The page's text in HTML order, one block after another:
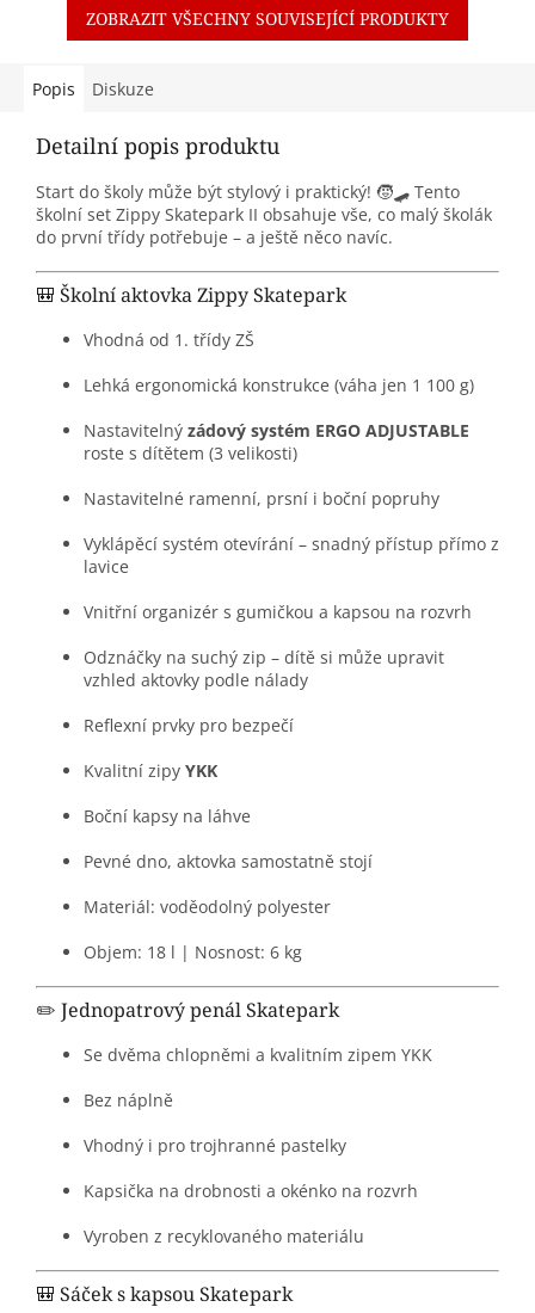
ZOBRAZIT VŠECHNY SOUVISEJÍCÍ PRODUKTY
Popis Diskuze
Detailní popis produktu
Start do školy může být stylový i praktický! 🧒🛹 Tento
školní set Zippy Skatepark II obsahuje vše, co malý školák
do první třídy potřebuje – a ještě něco navíc.
🎒 Školní aktovka Zippy Skatepark
Vhodná od 1. třídy ZŠ
Lehká ergonomická konstrukce (váha jen 1 100 g)
Nastavitelný zádový systém ERGO ADJUSTABLE
roste s dítětem (3 velikosti)
Nastavitelné ramenní, prsní i boční popruhy
Vyklápěcí systém otevírání – snadný přístup přímo z
lavice
Vnitřní organizér s gumičkou a kapsou na rozvrh
Odznáčky na suchý zip – dítě si může upravit
vzhled aktovky podle nálady
Reflexní prvky pro bezpečí
Kvalitní zipy YKK
Boční kapsy na láhve
Pevné dno, aktovka samostatně stojí
Materiál: voděodolný polyester
Objem: 18 l | Nosnost: 6 kg
✏️ Jednopatrový penál Skatepark
Se dvěma chlopněmi a kvalitním zipem YKK
Bez náplně
Vhodný i pro trojhranné pastelky
Kapsička na drobnosti a okénko na rozvrh
Vyroben z recyklovaného materiálu
🎒 Sáček s kapsou Skatepark